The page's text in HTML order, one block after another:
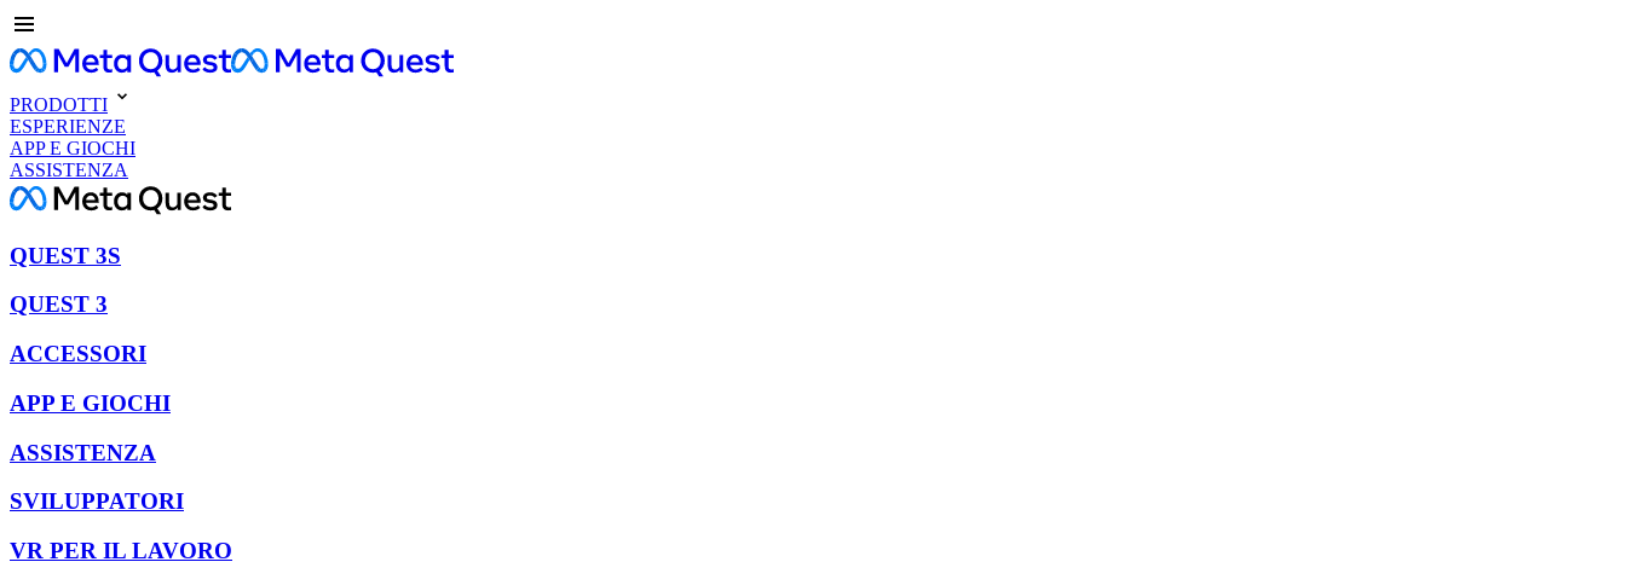
PRODOTTI
ESPERIENZE
APP E GIOCHI
ASSISTENZA
QUEST 3S
QUEST 3
ACCESSORI
APP E GIOCHI
ASSISTENZA
SVILUPPATORI
VR PER IL LAVORO